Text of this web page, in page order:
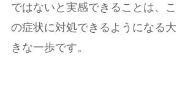
ではないと実感できることは、こ
の症状に対処できるようになる大
きな一歩です。